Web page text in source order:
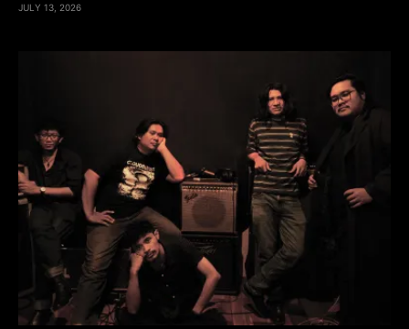
JULY 13, 2026